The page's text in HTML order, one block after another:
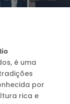
é uma
por
rica e